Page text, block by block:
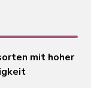
mit hoher